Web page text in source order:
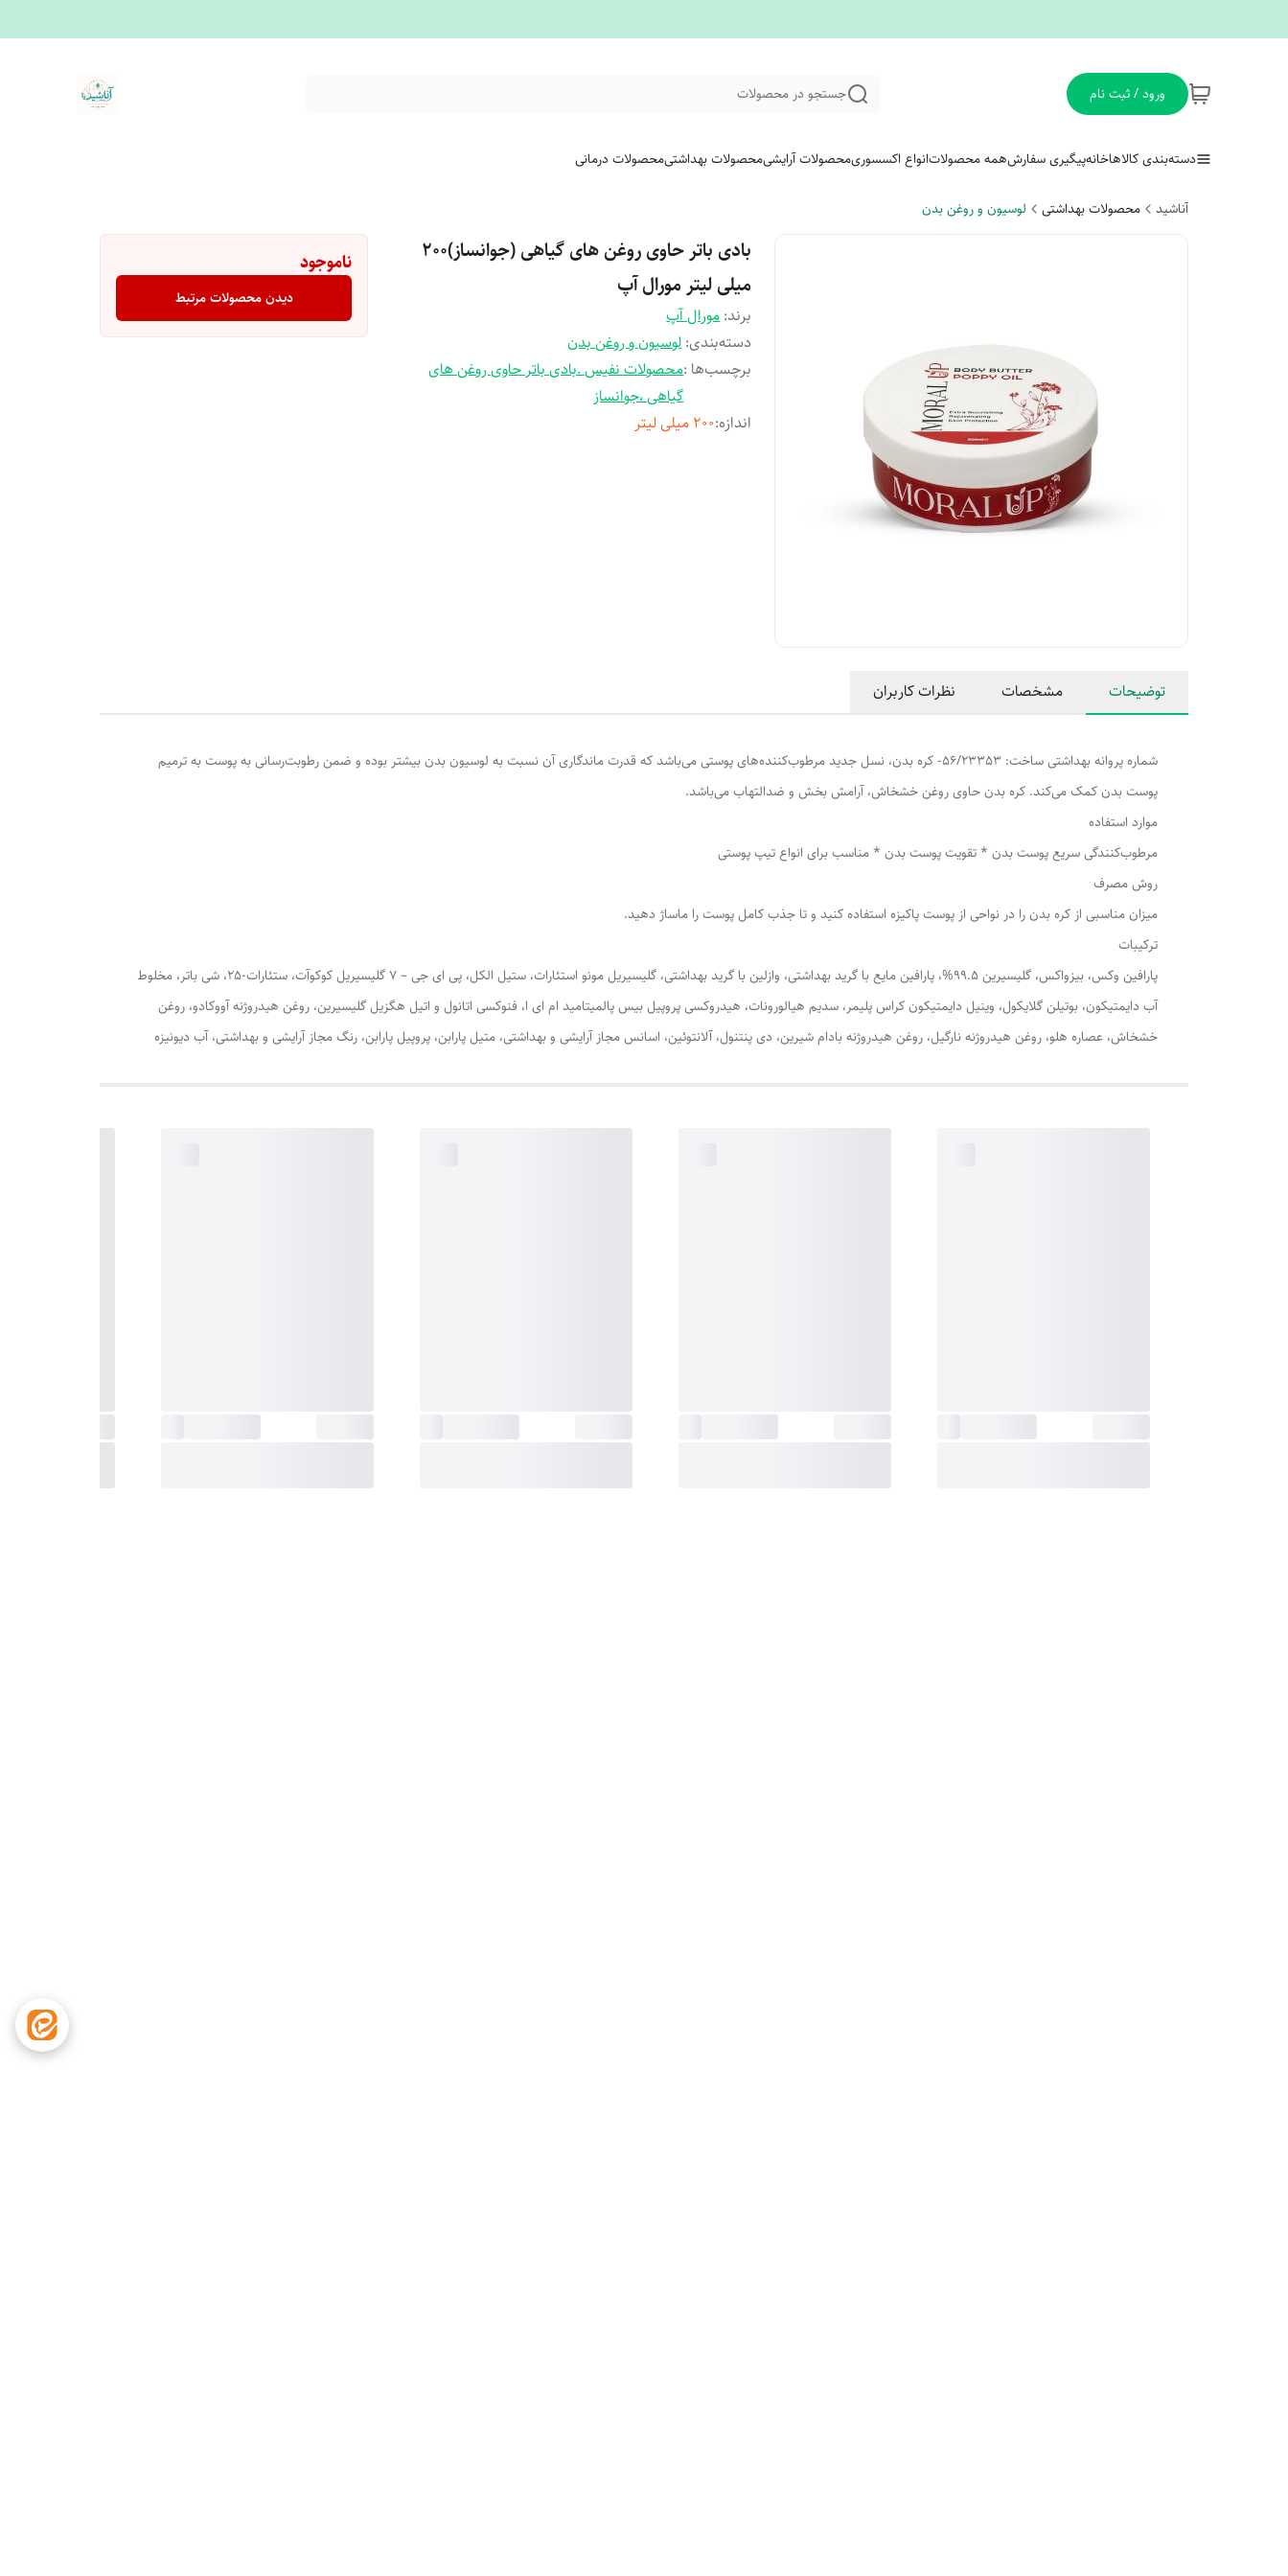
ورود / ثبت نام جستجو در محصولات
دسته‌بندی کالاهاخانهپیگیری سفارشهمه محصولاتانواع اکسسوریمحصولات آرایشیمحصولات بهداشتیمحصولات درمانی
آناشید محصولات بهداشتی لوسیون و روغن بدن
بادی باتر حاوی روغن های گیاهی (جوانساز)۲۰۰
میلی لیتر مورال آپ
برند:مورال آپ
دسته‌بندی:لوسیون و روغن بدن
برچسب‌ها :محصولات نفیس .بادی باتر حاوی روغن های
گیاهی ،جوانساز
اندازه:۲۰۰ میلی لیتر
ناموجود
دیدن محصولات مرتبط
توضیحات مشخصات نظرات کاربران
شماره پروانه بهداشتی ساخت: 56/23353- کره بدن، نسل جدید مرطوب‌کننده‌های پوستی می‌باشد که قدرت ماندگاری آن نسبت به لوسیون بدن بیشتر بوده و ضمن رطوبت‌رسانی به پوست به ترمیم
پوست بدن کمک می‌کند. کره بدن حاوی روغن خشخاش، آرامش بخش و ضدالتهاب می‌باشد.
موارد استفاده
مرطوب‌کنندگی سریع پوست بدن * تقویت پوست بدن * مناسب برای انواع تیپ پوستی
روش مصرف
میزان مناسبی از کره بدن را در نواحی از پوست پاکیزه استفاده کنید و تا جذب کامل پوست را ماساژ دهید.
ترکیبات
پارافین وکس، بیزواکس، گلیسیرین 99.5%، پارافین مایع با گرید بهداشتی، وازلین با گرید بهداشتی، گلیسیریل مونو استئارات، ستیل الکل، پی ای جی – 7 گلیسیریل کوکوآت، ستئارات-25، شی باتر، مخلوط
آب دایمتیکون، بوتیلن گلایکول، وینیل دایمتیکون کراس پلیمر، سدیم هیالورونات، هیدروکسی پروپیل بیس پالمیتامید ام ای ا، فنوکسی اتانول و اتیل هگزیل گلیسیرین، روغن هیدروژنه آووکادو، روغن
خشخاش، عصاره هلو، روغن هیدروژنه نارگیل، روغن هیدروژنه بادام شیرین، دی پنتنول، آلانتوئین، اسانس مجاز آرایشی و بهداشتی، متیل پارابن، پروپیل پارابن، رنگ مجاز آرایشی و بهداشتی، آب دیونیزه